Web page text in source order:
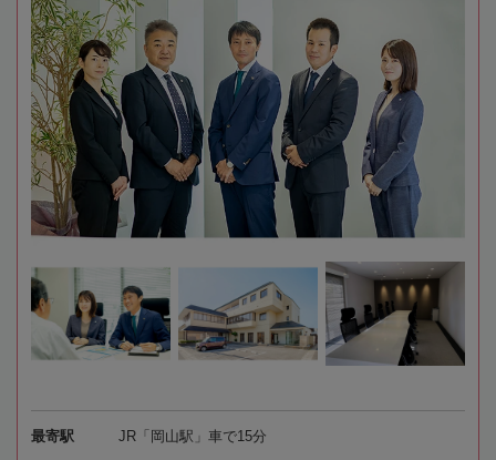
最寄駅 JR「岡山駅」車で15分